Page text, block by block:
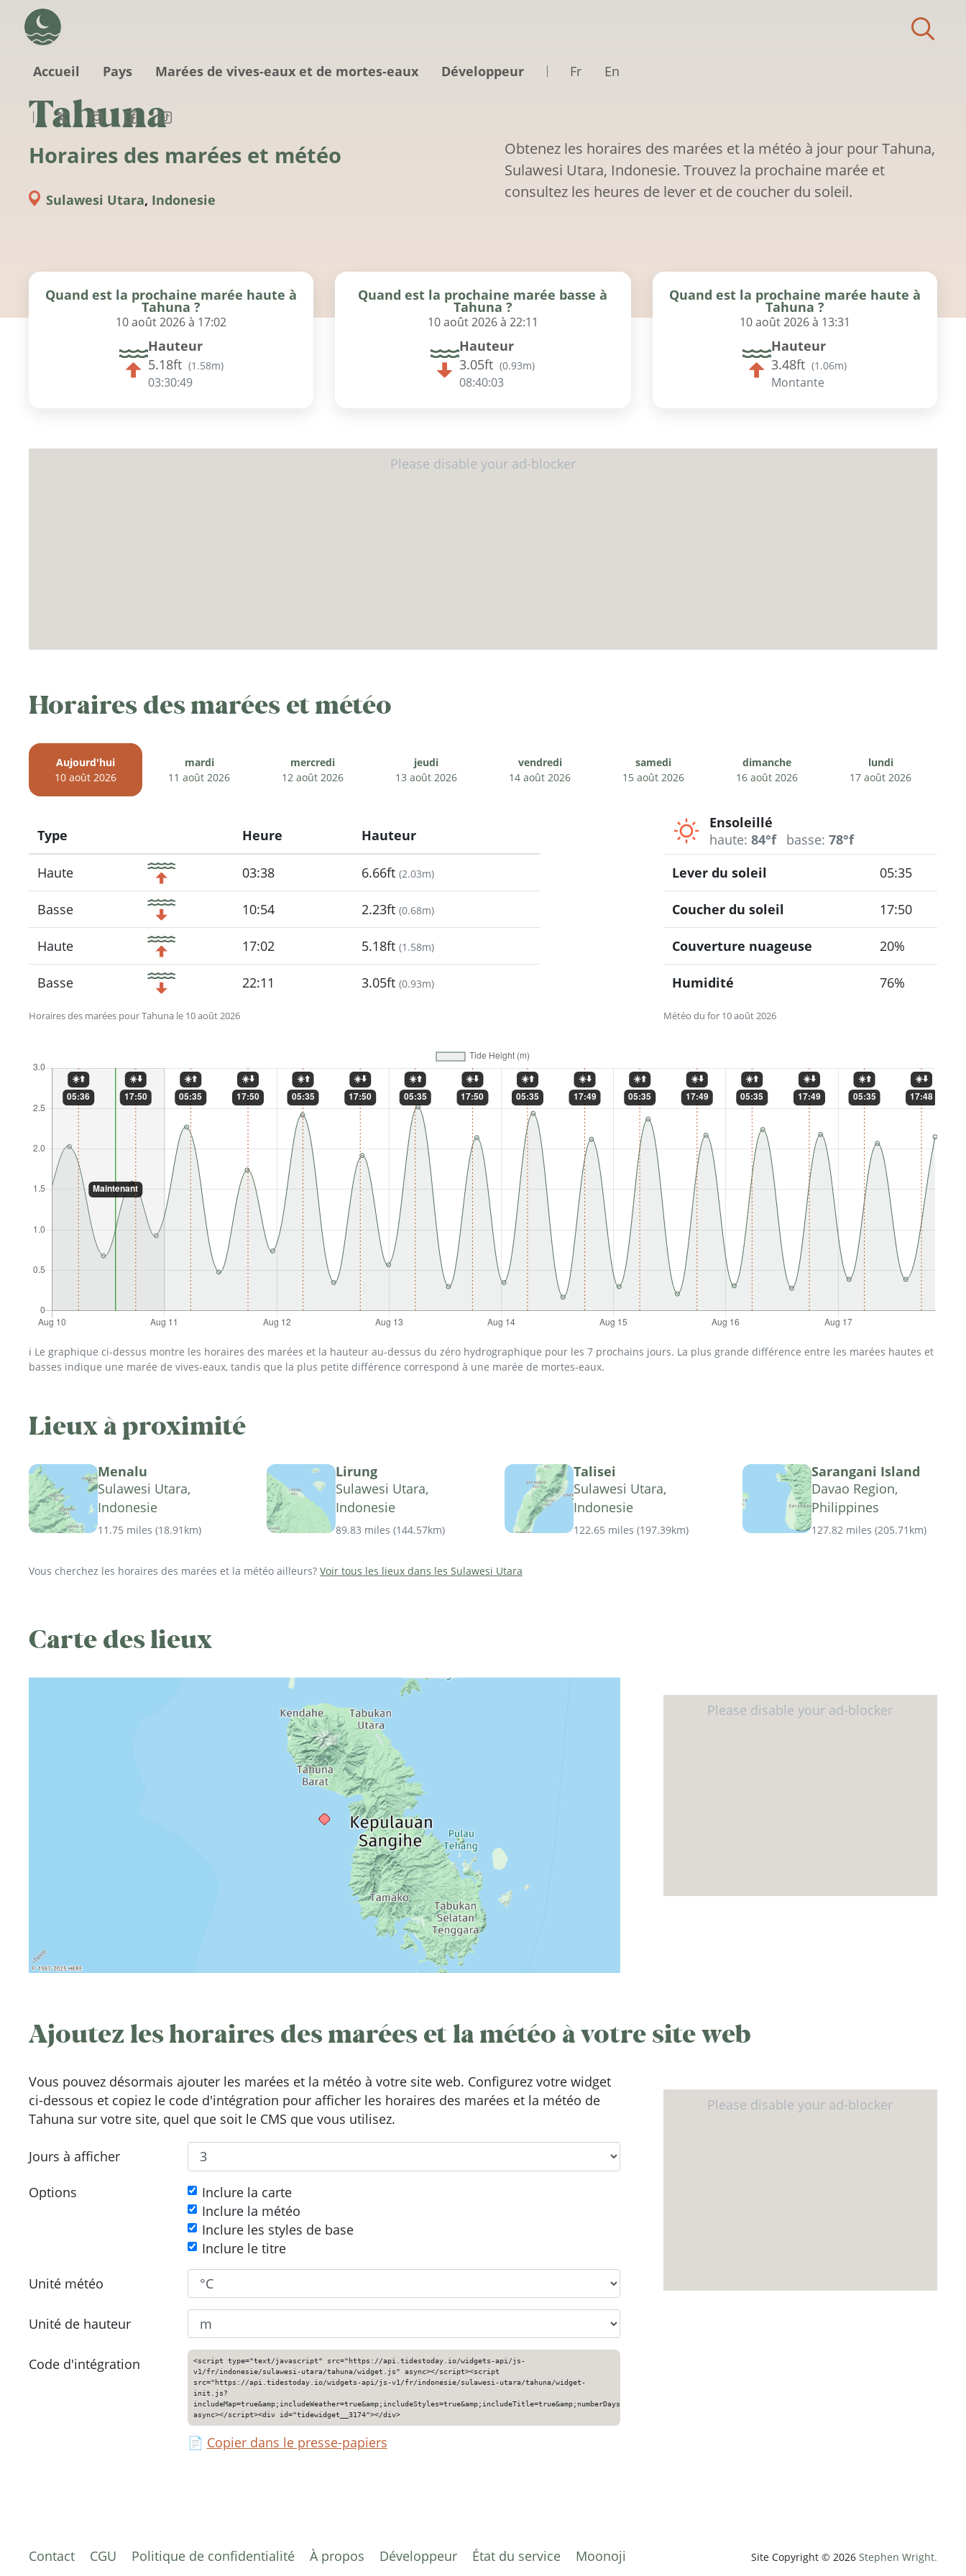
Accueil
Pays Marées de vives-eaux et de mortes-eaux Développeur Fr En
Tahuna
Horaires des marées et météo
Sulawesi Utara, Indonesie
Obtenez les horaires des marées et la météo à jour pour Tahuna,
Sulawesi Utara, Indonesie. Trouvez la prochaine marée et
consultez les heures de lever et de coucher du soleil.
Quand est la prochaine marée haute à
Tahuna ?
10 août 2026 à 17:02
Hauteur
5.18ft (1.58m)
03:30:48
Quand est la prochaine marée basse à
Tahuna ?
10 août 2026 à 22:11
Hauteur
3.05ft (0.93m)
08:40:02
Quand est la prochaine marée haute à
Tahuna ?
10 août 2026 à 13:31
Hauteur
3.48ft (1.06m)
Montante
Horaires des marées et météo
Aujourd'hui
10 août 2026
mardi
11 août 2026
mercredi
12 août 2026
jeudi
13 août 2026
vendredi
14 août 2026
samedi
15 août 2026
dimanche
16 août 2026
lundi
17 août 2026
Horaires des marées pour Tahuna le 10 août 2026
Type
Icon
Heure Hauteur
Haute 03:38 6.66ft (2.03m)
Basse 10:54 2.23ft (0.68m)
Haute 17:02 5.18ft (1.58m)
Basse 22:11 3.05ft (0.93m)
Ensoleillé
haute: 84°f basse: 78°f
Météo du for 10 août 2026
Lever du soleil 05:35
Coucher du soleil 17:50
Couverture nuageuse 20%
Humidité 76%
ℹ️ Le graphique ci-dessus montre les horaires des marées et la hauteur au-dessus du zéro hydrographique pour les 7 prochains jours. La plus grande différence entre les marées hautes et
basses indique une marée de vives-eaux, tandis que la plus petite différence correspond à une marée de mortes-eaux.
Lieux à proximité
Menalu
Sulawesi Utara,
Indonesie
11.75 miles (18.91km)
Lirung
Sulawesi Utara,
Indonesie
89.83 miles (144.57km)
Talisei
Sulawesi Utara,
Indonesie
122.65 miles (197.39km)
Sarangani Island
Davao Region,
Philippines
127.82 miles (205.71km)
Vous cherchez les horaires des marées et la météo ailleurs? Voir tous les lieux dans les Sulawesi Utara
Carte des lieux
Ajoutez les horaires des marées et la météo à votre site web
Vous pouvez désormais ajouter les marées et la météo à votre site web. Configurez votre widget
ci-dessous et copiez le code d'intégration pour afficher les horaires des marées et la météo de
Tahuna sur votre site, quel que soit le CMS que vous utilisez.
Jours à afficher
Options
Inclure la carte
Inclure la météo
Inclure les styles de base
Inclure le titre
Unité météo
Unité de hauteur
Code d'intégration
<script type="text/javascript" src="https://api.tidestoday.io/widgets-api/js-
v1/fr/indonesie/sulawesi-utara/tahuna/widget.js" async></script><script
src="https://api.tidestoday.io/widgets-api/js-v1/fr/indonesie/sulawesi-utara/tahuna/widget-
init.js?
includeMap=true&amp;includeWeather=true&amp;includeStyles=true&amp;includeTitle=true&amp;numberDays=3&amp;weatherUnit=c&amp;heightUnit=m"
async></script><div id="tidewidget__3174"></div>
📄 Copier dans le presse-papiers
Contact CGU Politique de confidentialité À propos Développeur État du service Moonoji Site Copyright © 2026 Stephen Wright.